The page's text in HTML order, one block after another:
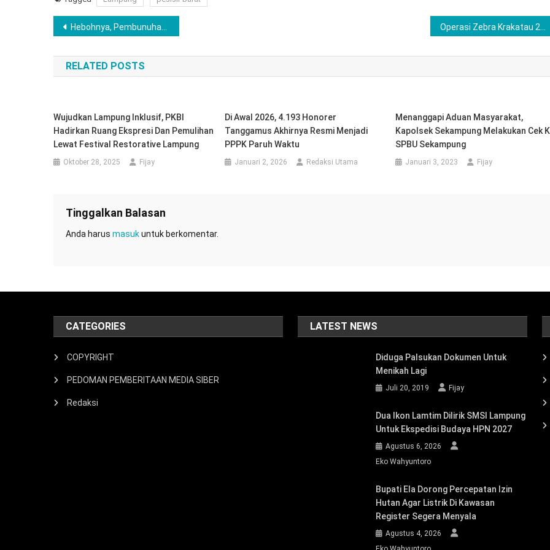
Navigasi
pos
Hebohnya, Pembunuhan Seorang Ayah oleh Anak Kandungnya, Rumah Korban Ramai didatangi Warga Sekitar
RELATED POSTS
Wujudkan Lampung Inklusif, PKBI
Hadirkan Ruang Ekspresi Dan Pemulihan
Lewat Festival Restorative Lampung
Oktober 28, 2025 Fijay
Di Awal 2026, 4.193 Honorer
Tanggamus Akhirnya Resmi Menjadi
PPPK Paruh Waktu
Januari 2, 2026 Redaksi Utama
Menanggapi Aduan Masyarakat,
Kapolsek Sekampung Melakukan Cek
SPBU Sekampung
Januari 3, 2023 Fijay
Tinggalkan Balasan
Anda harus masukuntuk berkomentar.
CATEGORIES
COPYRIGHT
PEDOMAN PEMBERITAAN MEDIA SIBER
Redaksi
LATEST NEWS
Diduga Palsukan Dokumen Untuk
Menikah Lagi
Juli 20, 2019 Fijay
Dua Ikon Lamtim Dilirik SMSI Lampung
Untuk Ekspedisi Budaya HPN 2027
Agustus 6, 2026
Eko Wahyuntoro
Bupati Ela Dorong Percepatan Izin
Hutan Agar Listrik Di Kawasan
Register Segera Menyala
Agustus 4, 2026